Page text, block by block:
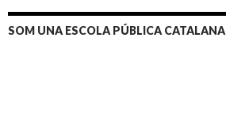
SOM UNA ESCOLA PÚBLICA CATALANA